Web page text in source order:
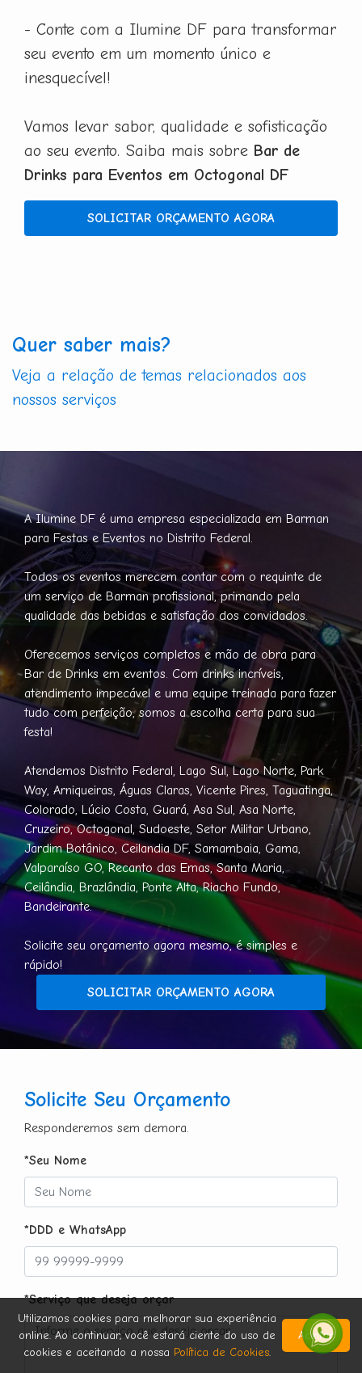
- Conte com a Ilumine DF para transformar
seu evento em um momento único e
inesquecível!
Vamos levar sabor, qualidade e sofisticação
ao seu evento. Saiba mais sobre Bar de
Drinks para Eventos em Octogonal DF
SOLICITAR ORÇAMENTO AGORA
Quer saber mais?
Veja a relação de temas relacionados aos
nossos serviços
A Ilumine DF é uma empresa especializada em Barman
para Festas e Eventos no Distrito Federal.
Todos os eventos merecem contar com o requinte de
um serviço de Barman profissional, primando pela
qualidade das bebidas e satisfação dos convidados.
Oferecemos serviços completos e mão de obra para
Bar de Drinks em eventos. Com drinks incríveis,
atendimento impecável e uma equipe treinada para fazer
tudo com perfeição, somos a escolha certa para sua
festa!
Atendemos Distrito Federal, Lago Sul, Lago Norte, Park
Way, Arniqueiras, Águas Claras, Vicente Pires, Taguatinga,
Colorado, Lúcio Costa, Guará, Asa Sul, Asa Norte,
Cruzeiro, Octogonal, Sudoeste, Setor Militar Urbano,
Jardim Botânico, Ceilandia DF, Samambaia, Gama,
Valparaíso GO, Recanto das Emas, Santa Maria,
Ceilândia, Brazlândia, Ponte Alta, Riacho Fundo,
Bandeirante.
Solicite seu orçamento agora mesmo, é simples e
rápido!
SOLICITAR ORÇAMENTO AGORA
Solicite Seu Orçamento
Responderemos sem demora.
*Seu Nome
*DDD e WhatsApp
*Serviço que deseja orçar
Utilizamos cookies para melhorar sua experiência
online. Ao continuar, você estará ciente do uso de
cookies e aceitando a nossa Política de Cookies.
Aceitar